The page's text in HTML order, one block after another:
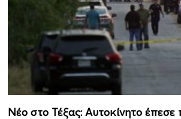
Νέο στο Τέξας: Αυτοκίνητο